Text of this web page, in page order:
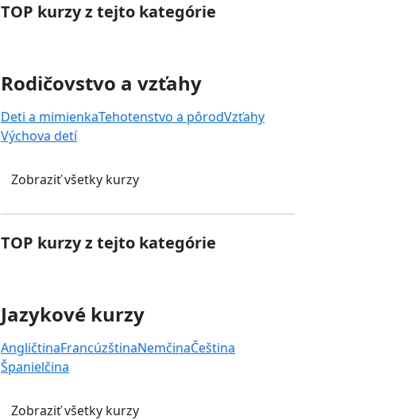
TOP kurzy z tejto kategórie
Rodičovstvo a vzťahy
Deti a mimienkaTehotenstvo a pôrodVzťahy
Výchova detí
Zobraziť všetky kurzy
TOP kurzy z tejto kategórie
Jazykové kurzy
AngličtinaFrancúzštinaNemčinaČeština
Španielčina
Zobraziť všetky kurzy